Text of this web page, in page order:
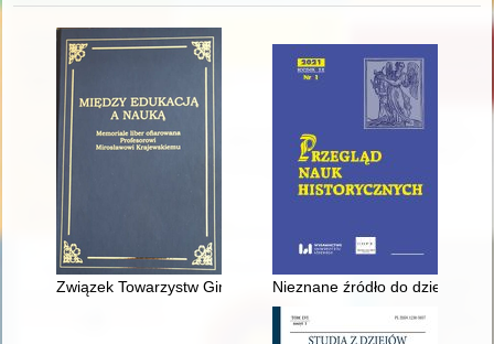
Związek Towarzystw Gimnastycznych "Sokół" w Polsce w
Nieznane źródło do dziejów